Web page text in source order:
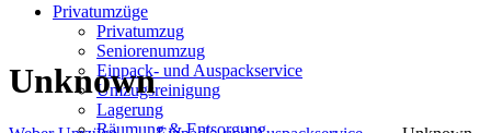
Privatumzüge
Privatumzug
Seniorenumzug
Einpack- und Auspackservice
Umzugsreinigung
Lagerung
Räumung & Entsorgung
Unknown